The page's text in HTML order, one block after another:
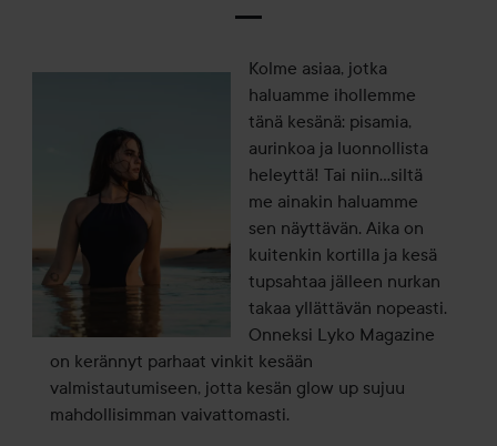
Kolme asiaa, jotka
haluamme ihollemme
tänä kesänä: pisamia,
aurinkoa ja luonnollista
heleyttä! Tai niin...siltä
me ainakin haluamme
sen näyttävän. Aika on
kuitenkin kortilla ja kesä
tupsahtaa jälleen nurkan
takaa yllättävän nopeasti.
Onneksi Lyko Magazine
on kerännyt parhaat vinkit kesään
valmistautumiseen, jotta kesän glow up sujuu
mahdollisimman vaivattomasti.